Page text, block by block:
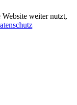
weiter nutzt,